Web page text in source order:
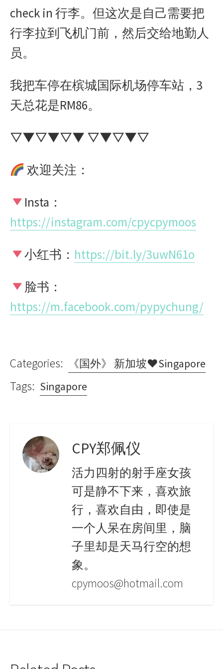
check in 行李。但这次是自己需要把
行李拉到飞机门前，然后交给地勤人
员。
我把车停在槟城国际机场停车站，3
天总花是RM86。
▽▼▽▼▽▼ ▽▼▽▼▽
欢迎关注：
Insta：
https://instagram.com/cpycpymoos
小红书： https://bit.ly/3uwN61o
脸书：
https://m.facebook.com/pypychung/
Categories: 《国外》 新加坡♥Singapore
Tags: Singapore
CPY郑佩仪
活力四射的射手座女孩
可是静不下来，喜欢旅
行，喜欢自由，即使是
一个人呆在房间里，脑
子里却是天马行空的想
象。
cpymoos@hotmail.com